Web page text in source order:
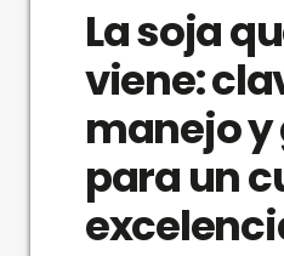
La soja
viene:
manejo
para un